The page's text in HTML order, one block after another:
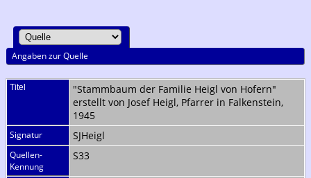
Angaben zur Quelle
Titel
"Stammbaum der Familie Heigl von Hofern"
erstellt von Josef Heigl, Pfarrer in Falkenstein,
1945
Signatur SJHeigl
Quellen-
Kennung
S33